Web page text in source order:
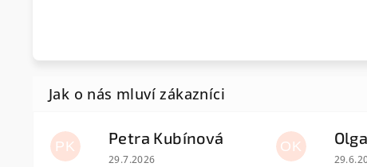
PK Petra Kubínová
Hodnocení obchodu je 5 z 5 hvězdiček.
29.7.2026
OK